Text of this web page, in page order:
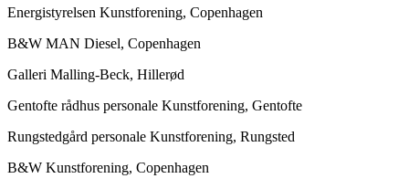
Energistyrelsen Kunstforening, Copenhagen
B&W MAN Diesel, Copenhagen
Galleri Malling-Beck, Hillerød
Gentofte rådhus personale Kunstforening, Gentofte
Rungstedgård personale Kunstforening, Rungsted
B&W Kunstforening, Copenhagen